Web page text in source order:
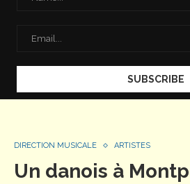
DIRECTION MUSICALE ARTISTES
Un danois à